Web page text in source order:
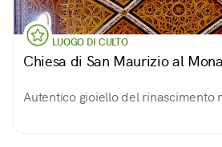
LUOGO DI CULTO
Chiesa di San Maurizio al
Autentico gioiello del rinascimento